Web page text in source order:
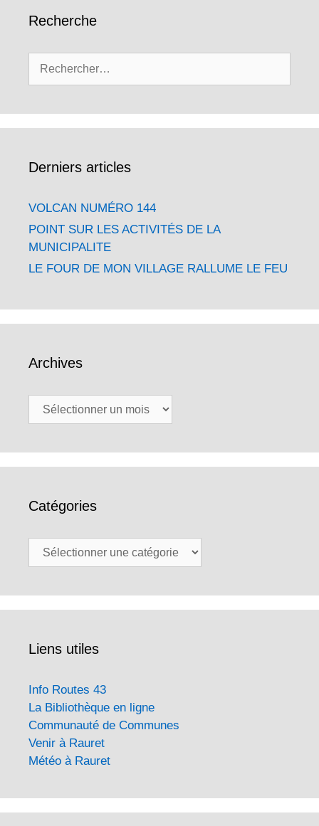
Recherche
Rechercher :
Derniers articles
VOLCAN NUMÉRO 144
POINT SUR LES ACTIVITÉS DE LA
MUNICIPALITE
LE FOUR DE MON VILLAGE RALLUME LE FEU
Archives
Archives
Catégories
Catégories
Liens utiles
Info Routes 43
La Bibliothèque en ligne
Communauté de Communes
Venir à Rauret
Météo à Rauret